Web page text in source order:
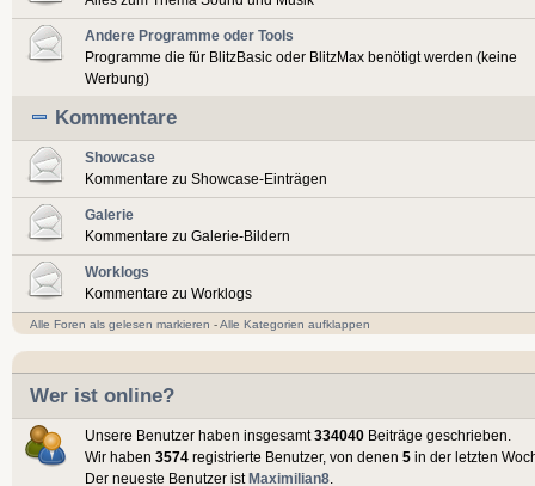
Andere Programme oder Tools
Programme die für BlitzBasic oder BlitzMax benötigt werden (keine
Werbung)
Kommentare
Showcase
Kommentare zu Showcase-Einträgen
Galerie
Kommentare zu Galerie-Bildern
Worklogs
Kommentare zu Worklogs
Alle Foren als gelesen markieren -Alle Kategorien aufklappen
Wer ist online?
Unsere Benutzer haben insgesamt334040 Beiträge geschrieben.
Wir haben 3574 registrierte Benutzer, von denen 5 in der letzten
Der neueste Benutzer istMaximilian8